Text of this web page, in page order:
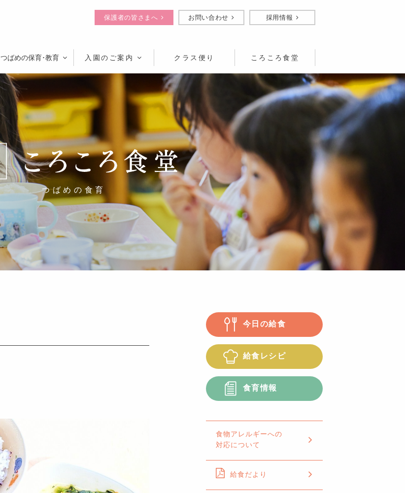
つばめの保育･教育 入園のご案内 クラス便り ころころ食堂
保護者の皆さまへ お問い合わせ 採用情報
つばめの食育
今日の給食
給食レシピ
食育情報
食物アレルギーへの
対応について
給食だより